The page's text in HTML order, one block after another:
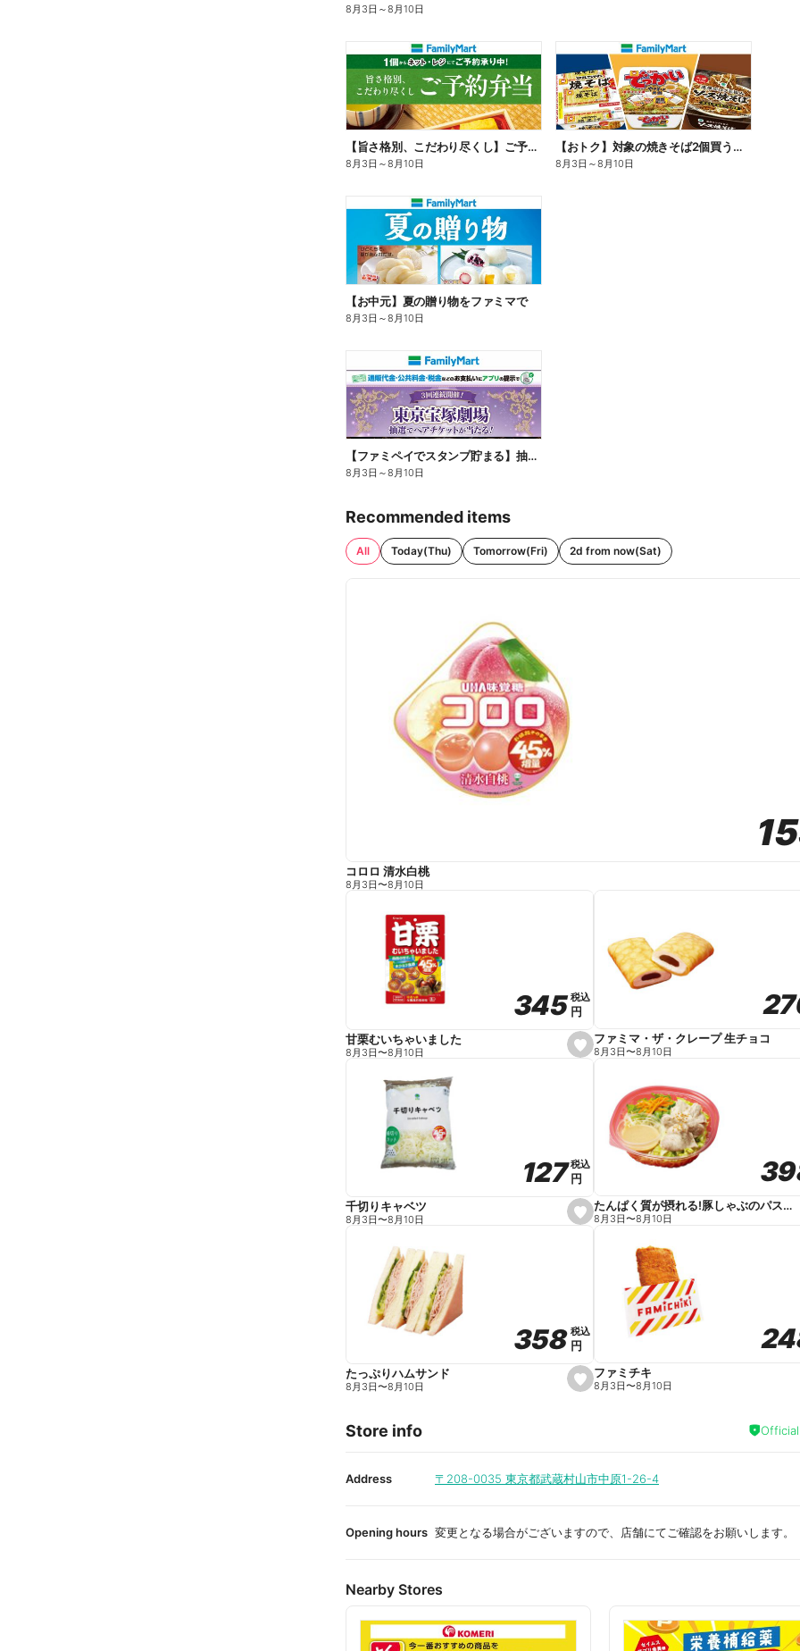
8月3日 ～8月10日
【旨さ格別、こだわり尽くし】ご予約弁当
8月3日 ～8月10日
【おトク】対象の焼きそば2個買うと100円引き!
8月3日 ～8月10日
【お中元】夏の贈り物をファミマで
8月3日 ～8月10日
【ファミペイでスタンプ貯まる】抽選でペアチケットが当たる!
8月3日 ～8月10日
Recommended items
All Today(Thu) Tomorrow(Fri) 2d from now(Sat)
コロロ 清水白桃
8月3日〜8月10日
s
e
e
345
345税込
税込
円
円
甘栗むいちゃいました
8月3日〜8月10日
ファミマ・ザ・クレープ 生チョコ
8月3日〜8月10日
s
e
e
127
127税込
税込
円
円
千切りキャベツ
8月3日〜8月10日
たんぱく質が摂れる!豚しゃぶのパスタサラダ
8月3日〜8月10日
s
e
i
t
358
358税込
税込
円
円
たっぷりハムサンド
8月3日〜8月10日
ファミチキ
8月3日〜8月10日
Store info
Address 〒208-0035 東京都武蔵村山市中原1-26-4
Opening hours 変更となる場合がございますので、店舗にてご確認をお願いします。
Nearby Stores